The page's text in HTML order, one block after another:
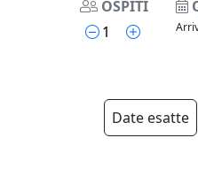
OSPITI
Date esatte